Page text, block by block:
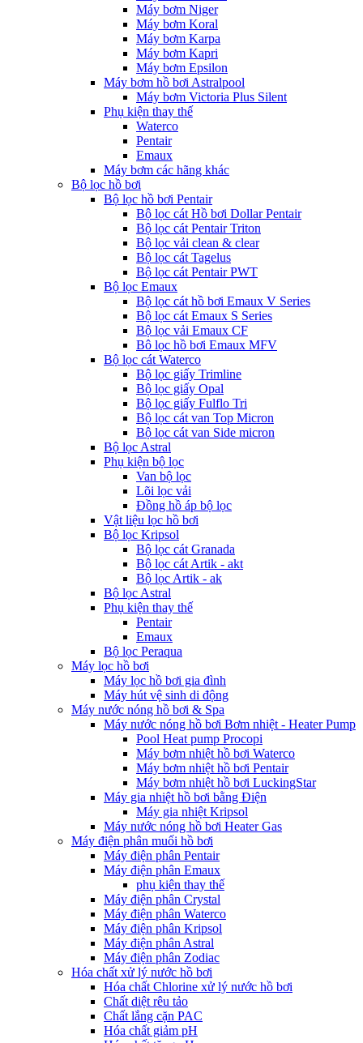
Máy bơm Niger
Máy bơm Koral
Máy bơm Karpa
Máy bơm Kapri
Máy bơm Epsilon
Máy bơm hồ bơi Astralpool
Máy bơm Victoria Plus Silent
Phụ kiện thay thế
Waterco
Pentair
Emaux
Máy bơm các hãng khác
Bộ lọc hồ bơi
Bộ lọc hồ bơi Pentair
Bộ lọc cát Hồ bơi Dollar Pentair
Bộ lọc cát Pentair Triton
Bộ lọc vải clean & clear
Bộ lọc cát Tagelus
Bộ lọc cát Pentair PWT
Bộ lọc Emaux
Bộ lọc cát hồ bơi Emaux V Series
Bộ lọc cát Emaux S Series
Bộ lọc vải Emaux CF
Bô lọc hồ bơi Emaux MFV
Bộ lọc cát Waterco
Bộ lọc giấy Trimline
Bộ lọc giấy Opal
Bộ lọc giấy Fulflo Tri
Bộ lọc cát van Top Micron
Bộ lọc cát van Side micron
Bộ lọc Astral
Phụ kiện bộ lọc
Van bộ lọc
Lõi lọc vải
Đồng hồ áp bộ lọc
Vật liệu lọc hồ bơi
Bộ lọc Kripsol
Bộ lọc cát Granada
Bộ lọc cát Artik - akt
Bộ lọc Artik - ak
Bộ lọc Astral
Phụ kiện thay thế
Pentair
Emaux
Bộ lọc Peraqua
Máy lọc hồ bơi
Máy lọc hồ bơi gia đình
Máy hút vệ sinh di động
Máy nước nóng hồ bơi & Spa
Máy nước nóng hồ bơi Bơm nhiệt - Heater Pump
Pool Heat pump Procopi
Máy bơm nhiệt hồ bơi Waterco
Máy bơm nhiệt hồ bơi Pentair
Máy bơm nhiệt hồ bơi LuckingStar
Máy gia nhiệt hồ bơi bằng Điện
Máy gia nhiệt Kripsol
Máy nước nóng hồ bơi Heater Gas
Máy điện phân muối hồ bơi
Máy điện phân Pentair
Máy điện phân Emaux
phụ kiện thay thế
Máy điện phân Crystal
Máy điện phân Waterco
Máy điện phân Kripsol
Máy điện phân Astral
Máy điện phân Zodiac
Hóa chất xử lý nước hồ bơi
Hóa chất Chlorine xử lý nước hồ bơi
Chất diệt rêu tảo
Chất lắng cặn PAC
Hóa chất giảm pH